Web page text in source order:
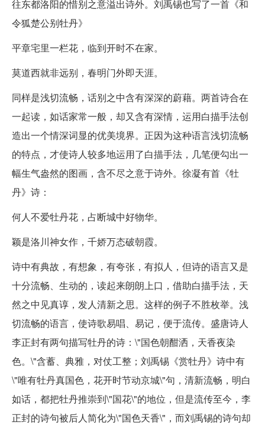
往东都洛阳的惜别之意溢出诗外。刘禹锡也写了一首《和
令狐楚公别牡丹》
平章宅里一栏花，临到开时不在家。
莫道西就非远别，春明门外即天涯。
同样是浅切流畅，话别之中含有深深的蔚藉。两首诗合在
一起读，如话家常一般，却又含有深情，运用白描手法创
造出一个情深词显的优美境界。正因为这种语言浅切流畅
的特点，才使诗人较多地运用了白描手法，几笔便勾出一
幅生气盎然的图画，含不尽之意于诗外。徐凝有首《牡
丹》诗：
何人不爱牡丹花，占断城中好物华。
颖是洛川神女作，千娇万态破朝霞。
诗中有典故，有想象，有夸张，有拟人，但诗的语言又是
十分流畅、生动的，读起来朗朗上口，借助白描手法，天
然之中见真谆，发人清新之思。这样的例子不胜枚举。浅
切流畅的语言，使诗歌易唱、易记，便于流传。盛唐诗人
李正封有两句描写牡丹的诗：\"国色朝酣洒，天香夜染
色。\"含蓄、典雅，对仗工整；刘禹锡《赏牡丹》诗中有
\"唯有牡丹真国色，花开时节动京城\"句，清新流畅，明白
如话，都把牡丹推崇到\"国花\"的地位，但是流传至今，李
正封的诗句被后人简化为\"国色天香\"，而刘禹锡的诗句却